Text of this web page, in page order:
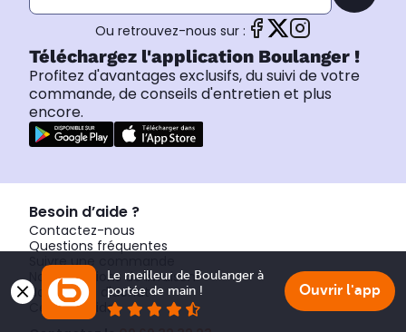
Ou retrouvez-nous sur :
Téléchargez l'application Boulanger !
Profitez d'avantages exclusifs, du suivi de votre
commande, de conseils d'entretien et plus
encore.
Besoin d’aide ?
Contactez-nous
Questions fréquentes
Suivre une commande
Nos conditions de livraison
Nos guides d'achat
Centre d'aide
Le meilleur de Boulanger à
portée de main !
Ouvrir l'app